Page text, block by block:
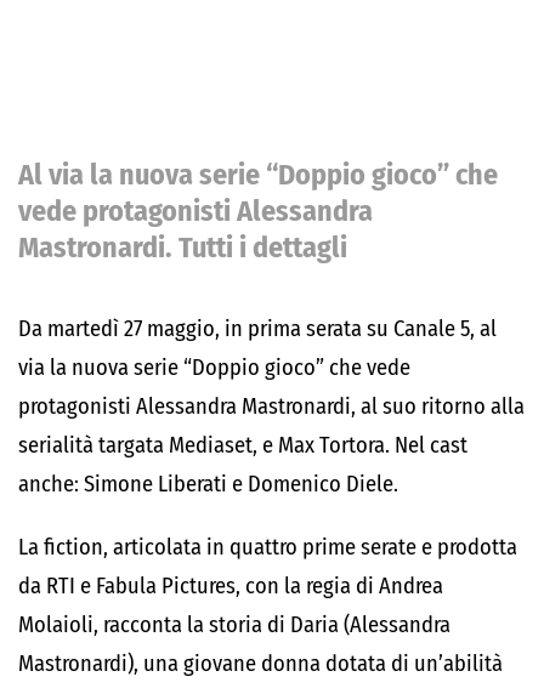
Al via la nuova serie “Doppio gioco” che
vede protagonisti Alessandra
Mastronardi. Tutti i dettagli
Da martedì 27 maggio, in prima serata su Canale 5, al
via la nuova serie “Doppio gioco” che vede
protagonisti Alessandra Mastronardi, al suo ritorno alla
serialità targata Mediaset, e Max Tortora. Nel cast
anche: Simone Liberati e Domenico Diele.
La fiction, articolata in quattro prime serate e prodotta
da RTI e Fabula Pictures, con la regia di Andrea
Molaioli, racconta la storia di Daria (Alessandra
Mastronardi), una giovane donna dotata di un’abilità